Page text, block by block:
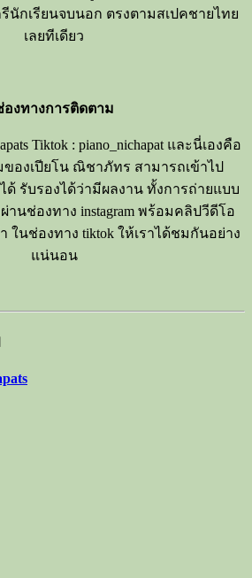
นักเรียนจบนอก ตรงตามสเปคชายไทย
เลยทีเดียว
องทางการติดตาม
Tiktok : piano_nichapat และนี่เองคือ
องเปียโน ณิชาภัทร สามารถเข้าไป
รับรองได้ว่ามีผลงาน ทั้งการถ่ายแบบ
านช่องทาง instagram พร้อมคลิปวีดีโอ
ในช่องทาง tiktok ให้เราได้ชมกันอย่าง
แน่นอน